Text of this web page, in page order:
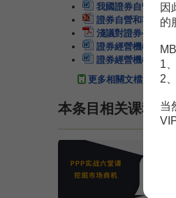
我國證券自營業務
證券自營和客戶資
淺議對證券公司違
證券經營機構證券
證券經營機構證券
更多相關文檔
本条目相关课程
因
的
1
2
当